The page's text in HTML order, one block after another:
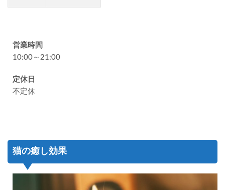
営業時間
10:00～21:00
定休日
不定休
猫の癒し効果